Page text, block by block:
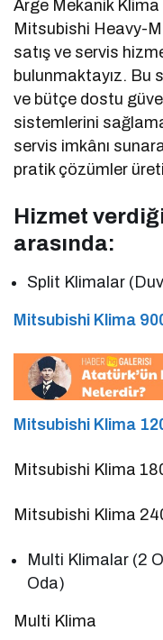
Arge Mekanik Klima
Mitsubishi Heavy-
satış ve servis
bulunmaktayız. Bu
ve bütçe dostu
sistemlerini
servis imkânı
pratik çözümler
Hizmet
arasında:
Split Klimalar
Mitsubishi Klima
Mitsubishi Klima
Mitsubishi Klima
Mitsubishi Klima
Multi Klimalar (2
Oda)
Multi Klima